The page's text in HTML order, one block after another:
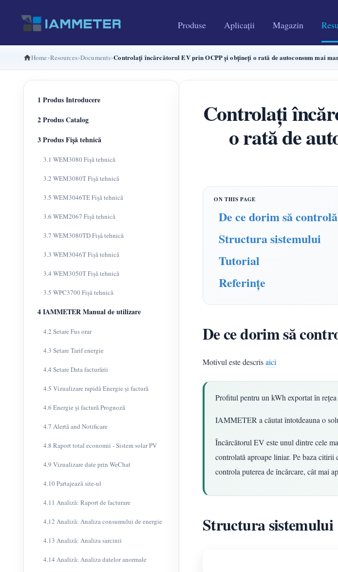
Produse Aplicații Magazin
Home Resources Documents Controlați încărcătorul EV prin OCPP și obțineți o rată de autoconsum mai
1 Produs Introducere
2 Produs Catalog
3 Produs Fișă tehnică
3.1 WEM3080 Fișă tehnică
3.2 WEM3080T Fișă tehnică
3.5 WEM3046TE Fișă tehnică
3.6 WEM2067 Fișă tehnică
3.7 WEM3080TD Fișă tehnică
3.3 WEM3046T Fișă tehnică
3.4 WEM3050T Fișă tehnică
3.5 WPC3700 Fișă tehnică
4 IAMMETER Manual de utilizare
4.2 Setare Fus orar
4.3 Setare Tarif energie
4.4 Setare Data facturării
4.5 Vizualizare rapidă Energie și factură
4.6 Energie și factură Prognoză
4.7 Alertă and Notificare
4.8 Raport total economii - Sistem solar PV
4.9 Vizualizare date prin WeChat
4.10 Partajează site-ul
4.11 Analiză: Raport de facturare
4.12 Analiză: Analiza consumului de energie
4.13 Analiză: Analiza sarcinii
4.14 Analiză: Analiza datelor anormale
Controlați
o rată de
De ce dorim să
Structura sistemului
Tutorial
Referințe
De ce dorim să
Motivul este descrisaici
Profitul pentru un kWh exportat în
IAMMETER a căutat întotdeauna o
Încărcătorul EV este unul dintre cele
controlată aproape liniar. Pe baza citirii
controla puterea de încărcare, cât mai
Structura sistemului